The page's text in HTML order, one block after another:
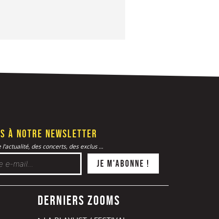
à notre newsletter
des concerts, des exclus ...
Derniers zooms